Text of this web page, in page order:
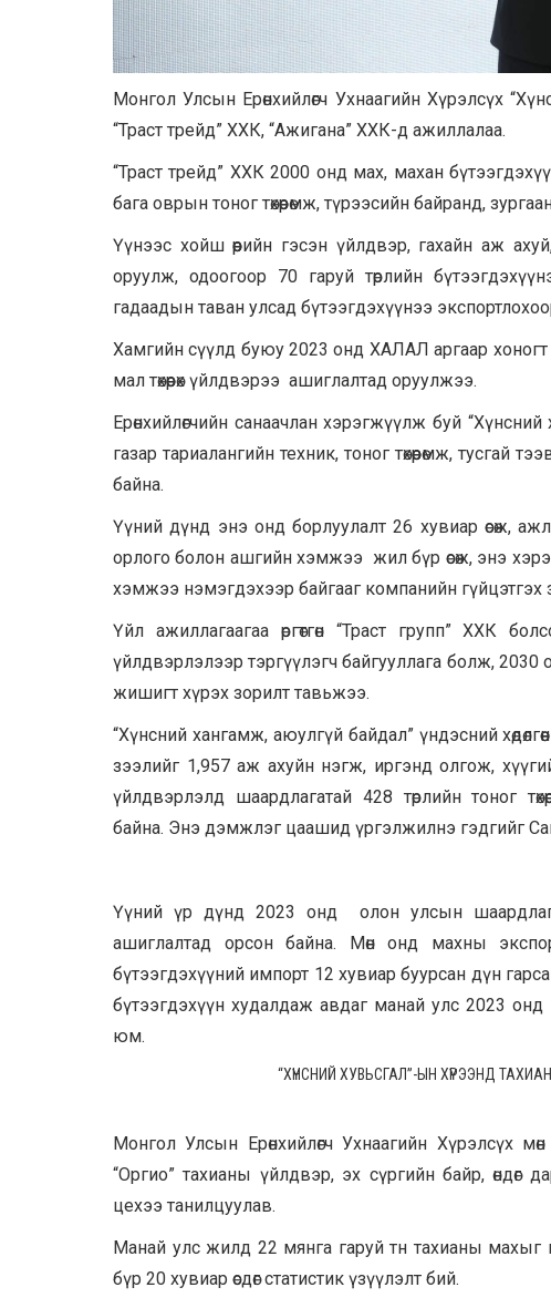
Монгол Улсын Ерөнхийлөгч Ухнаагийн Хүрэлсүх
“Траст трейд” ХХК, “Ажигана” ХХК-д ажиллалаа.
“Траст трейд” ХХК 2000 онд мах, махан
бага оврын тоног төхөөрөмж, түрээсийн байранд,
Үүнээс хойш өөрийн гэсэн үйлдвэр, гахайн аж
оруулж, одоогоор 70 гаруй төрлийн
гадаадын таван улсад бүтээгдэхүүнээ
Хамгийн сүүлд буюу 2023 онд ХАЛАЛ аргаар хоногт
мал төхөөрөх үйлдвэрээ ашиглалтад оруулжээ.
Ерөнхийлөгчийн санаачлан хэрэгжүүлж буй
газар тариалангийн техник, тоног төхөөрөмж,
байна.
Үүний дүнд энэ онд борлуулалт 26 хувиар өсөж,
орлого болон ашгийн хэмжээ жил бүр өсөж, энэ
хэмжээ нэмэгдэхээр байгааг компанийн гүйцэтгэх
Үйл ажиллагаагаа өргөтгөн “Траст групп” ХХК
үйлдвэрлэлээр тэргүүлэгч байгууллага болж,
жишигт хүрэх зорилт тавьжээ.
“Хүнсний хангамж, аюулгүй байдал” үндэсний
зээлийг 1,957 аж ахуйн нэгж, иргэнд олгож, хүүгийн
үйлдвэрлэлд шаардлагатай 428 төрлийн тоног
байна. Энэ дэмжлэг цаашид үргэлжилнэ гэдгийг
Үүний үр дүнд 2023 онд олон улсын шаардлагад
ашиглалтад орсон байна. Мөн онд махны
бүтээгдэхүүний импорт 12 хувиар буурсан дүн
бүтээгдэхүүн худалдаж авдаг манай улс 2023
юм.
“ХҮНСНИЙ ХУВЬСГАЛ”-ЫН ХҮРЭЭНД
Монгол Улсын Ерөнхийлөгч Ухнаагийн Хүрэлсүх
“Оргио” тахианы үйлдвэр, эх сүргийн байр, өндөг
цехээ танилцуулав.
Манай улс жилд 22 мянга гаруй тн тахианы махыг
бүр 20 хувиар өсдөг статистик үзүүлэлт бий.